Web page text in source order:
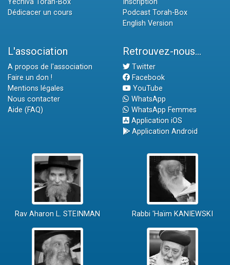
Yéchiva Torah-Box
Dédicacer un cours
Inscription
Podcast Torah-Box
English Version
L'association
A propos de l'association
Faire un don !
Mentions légales
Nous contacter
Aide (FAQ)
Retrouvez-nous...
Twitter
Facebook
YouTube
WhatsApp
WhatsApp Femmes
Application iOS
Application Android
Rav Aharon L. STEINMAN Rabbi 'Haïm KANIEWSKI